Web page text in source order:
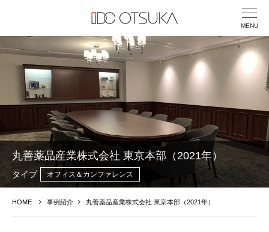
MENU
丸善薬品産業株式会社 東京本部（2021年）
タイプ オフィス＆カンファレンス
HOME 事例紹介 丸善薬品産業株式会社 東京本部（2021年）